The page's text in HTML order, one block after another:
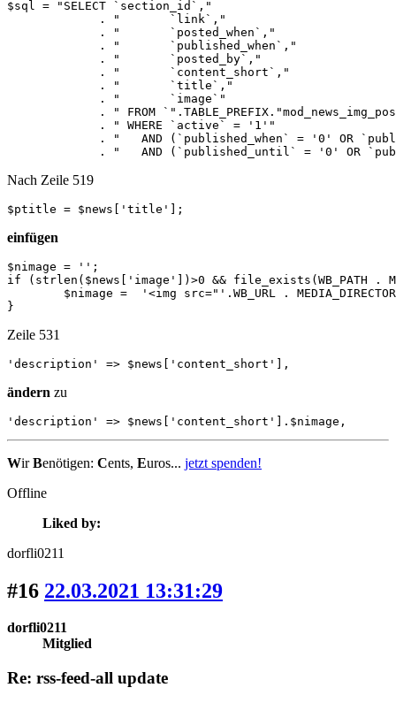
$sql = "SELECT `section_id`,"
             . "       `link`,"
             . "       `posted_when`,"
             . "       `published_when`,"
             . "       `posted_by`,"
             . "       `content_short`,"
             . "       `title`,"
. " FROM
             . " WHERE `active` = '1'"
. "   AND (`published_when` = '0' OR
. "   AND (`published_until` = '0' OR
Nach Zeile 519
$ptitle = $news['title'];
einfügen
$nimage = '';
if (strlen($news['image'])>0 && file_exists(WB_PATH .
}
Zeile 531
'description' => $news['content_short'],
ändern zu
'description' => $news['content_short'].$nimage,
WirBenötigen: Cents, Euros... jetzt spenden!
Offline
Liked by:
dorfli0211
#16 22.03.2021 13:31:29
dorfli0211
Mitglied
Re: rss-feed-all update